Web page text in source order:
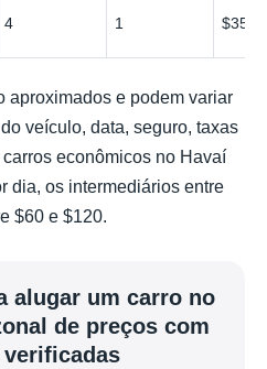
4 1 $35
aproximados e podem variar
veículo, data, seguro, taxas
econômicos no Havaí
dia, os intermediários entre
$60 e $120.
alugar um carro no
de preços com
verificadas